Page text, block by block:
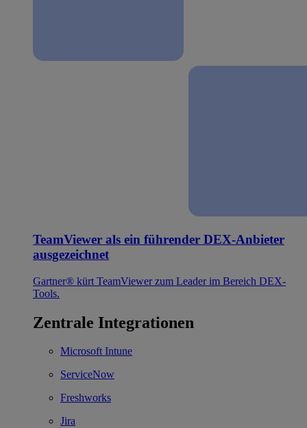
TeamViewer als ein führender DEX-Anbieter
ausgezeichnet
Gartner® kürt TeamViewer zum Leader im Bereich DEX-
Tools.
Zentrale Integrationen
Microsoft Intune
ServiceNow
Freshworks
Jira